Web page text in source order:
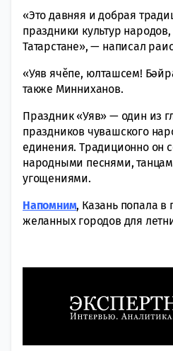
«Это давняя и добрая
праздники культур
Татарстане», — написал
«Уяв ячĕпе, юлташсем!
также Минниханов.
Праздник «Уяв» — один из
праздников чувашского
единения. Традиционно он
народными песнями,
угощениями.
Напомним, Казань попала в
желанных городов для